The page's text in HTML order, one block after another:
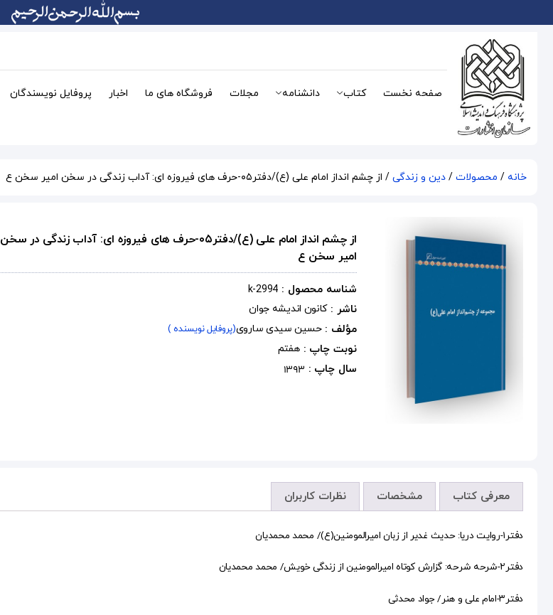
صفحه نخست کتاب دانشنامه مجلات فروشگاه های ما اخبار پروفایل نویسندگان
خانه / محصولات / دین و زندگی / از چشم انداز امام علی (ع)/دفتر۰۵-حرف های فیروزه ای: آداب زندگی در سخن امیر سخن ع
از چشم انداز امام علی (ع)/دفتر۰۵-حرف های فیروزه ای: آداب زندگی در سخن
امیر سخن ع
شناسه محصول : k-2994
ناشر : کانون اندیشه جوان
مؤلف : حسین سیدی ساروی(پروفایل نویسنده )
نوبت چاپ : هفتم
سال چاپ : 1393
معرفی کتاب مشخصات نظرات کاربران
دفتر۱-روایت دریا: حدیث غدیر از زبان امیرالمومنین(ع)/ محمد محمدیان
دفتر۲-شرحه شرحه: گزارش کوتاه امیرالمومنین از زندگی خویش/ محمد محمدیان
دفتر۳-امام علی و هنر/ جواد محدثی